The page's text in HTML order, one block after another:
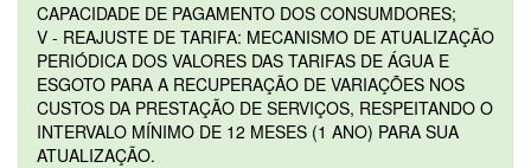
CAPACIDADE DE PAGAMENTO DOS CONSUMDORES;
V - REAJUSTE DE TARIFA: MECANISMO DE ATUALIZAÇÃO
PERIÓDICA DOS VALORES DAS TARIFAS DE ÁGUA E
ESGOTO PARA A RECUPERAÇÃO DE VARIAÇÕES NOS
CUSTOS DA PRESTAÇÃO DE SERVIÇOS, RESPEITANDO O
INTERVALO MÍNIMO DE 12 MESES (1 ANO) PARA SUA
ATUALIZAÇÃO.